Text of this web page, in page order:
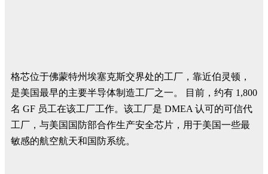
格芯位于佛蒙特州埃塞克斯交界处的工厂，靠近伯灵顿，
是美国最早的主要半导体制造工厂之一。 目前，约有 1,800
名 GF 员工在该工厂工作。该工厂是 DMEA 认可的可信代
工厂，与美国国防部合作生产安全芯片，用于美国一些最
敏感的航空航天和国防系统。